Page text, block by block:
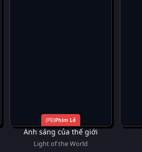
Phim Lẻ
Ánh sáng của thế giới
Light of the World